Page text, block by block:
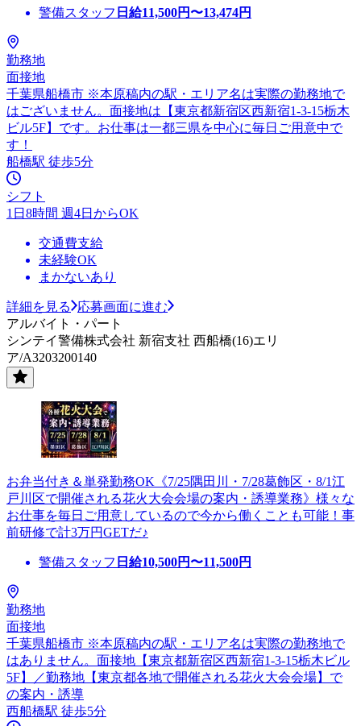
警備スタッフ 日給11,500円〜13,474円
勤務地
面接地
千葉県船橋市 ※本原稿内の駅・エリア名は実際の勤務地で
はございません。面接地は【東京都新宿区西新宿1-3-15栃木
ビル5F】です。お仕事は一都三県を中心に毎日ご用意中で
す！
船橋駅 徒歩5分
シフト
1日8時間 週4日からOK
交通費支給
未経験OK
まかないあり
詳細を見る
応募画面に進む
アルバイト・パート
シンテイ警備株式会社 新宿支社 西船橋(16)エリ
ア/A3203200140
お弁当付き＆単発勤務OK《7/25隅田川・7/28葛飾区・8/1江
戸川区で開催される花火大会会場の案内・誘導業務》様々な
お仕事を毎日ご用意しているので今から働くことも可能！事
前研修で計3万円GETだ♪
警備スタッフ 日給10,500円〜11,500円
勤務地
面接地
千葉県船橋市 ※本原稿内の駅・エリア名は実際の勤務地で
はありません。面接地【東京都新宿区西新宿1-3-15栃木ビル
5F】／勤務地【東京都各地で開催される花火大会会場】で
の案内・誘導
西船橋駅 徒歩5分